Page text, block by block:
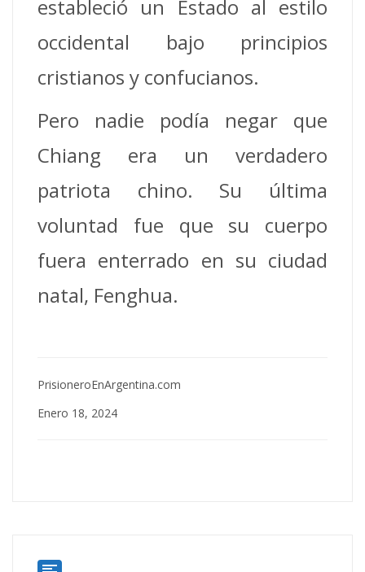
estableció un Estado al estilo
occidental bajo principios
cristianos y confucianos.
Pero nadie podía negar que
Chiang era un verdadero
patriota chino. Su última
voluntad fue que su cuerpo
fuera enterrado en su ciudad
natal, Fenghua.
PrisioneroEnArgentina.com
Enero 18, 2024